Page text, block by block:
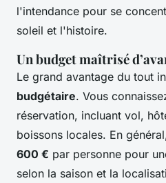
l'intendance pour se
soleil et l'histoire.
Un budget maîtrisé
Le grand avantage du tout
budgétaire. Vous
réservation, incluant vol,
boissons locales. En
600 € par personne pour
selon la saison et la